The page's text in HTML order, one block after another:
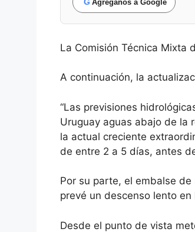
Agreganos a Google
La Comisión Técnica Mixta
A continuación, la
“Las previsiones
Uruguay aguas abajo de la
la actual creciente
de entre 2 a 5 días, antes
Por su parte, el embalse
prevé un descenso lento
Desde el punto de vista